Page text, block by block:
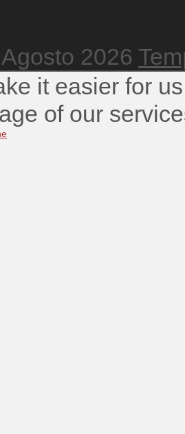
2026
it easier for
of our